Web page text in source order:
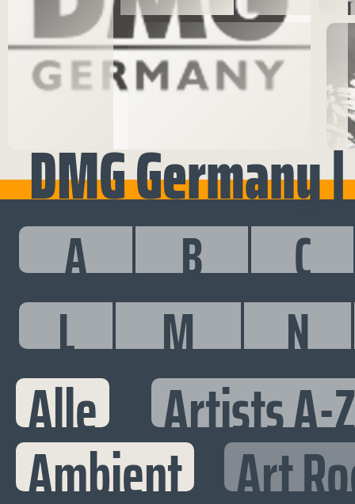
DMG
A B
C
L
M N
Alle Artists A-Z
Ambient Art